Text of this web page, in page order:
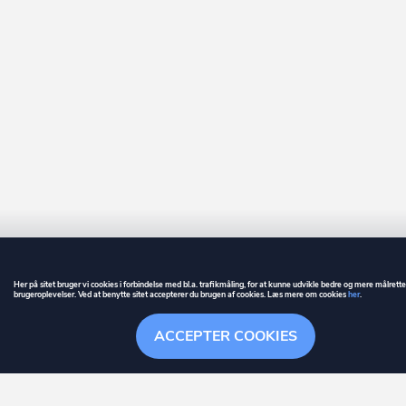
Søgehistorik Menu
er et registreret varemærke tilhørende ownr ApS – CVR nr.: 36 40 88
Stationsparken 26. 2., 2600 Glostrup, info@ownr.dk
ACCEPTER COOKIES
Her på sitet bruger vi cookies i forbindelse med bl.a. trafikmåling, for at kunne udvikle bedre og mere
brugeroplevelser. Ved at benytte sitet accepterer du brugen af cookies. Læs mere om cookiesher.